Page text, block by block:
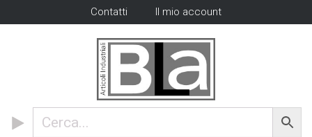
Contatti Il mio account